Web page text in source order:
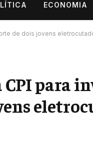
ECONOMIA
de dois jovens
para